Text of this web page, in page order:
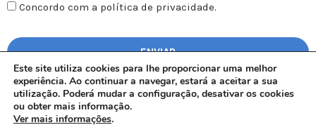
Concordo com a política de privacidade.
Este site utiliza cookies para lhe proporcionar uma melhor
experiência. Ao continuar a navegar, estará a aceitar a sua
utilização. Poderá mudar a configuração, desativar os cookies
ou obter mais informação.
Ver mais informações.